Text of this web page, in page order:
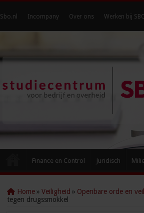
Sbo.nl Incompany Over ons Werken bij
Finance en Control Juridisch
Home » Veiligheid » Openbare orde en
tegen drugssmokkel